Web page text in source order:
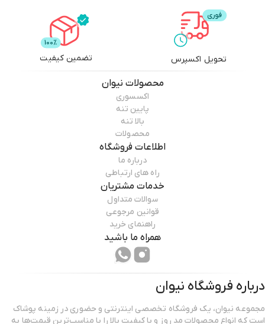
تحویل اکسپرس تضمین کیفیت
محصولات نیوان
اکسسوری
پایین تنه
بالا تنه
محصولات
اطلاعات فروشگاه
درباره ما
راه های ارتباطی
خدمات مشتریان
سوالات متداول
قوانین مرجوعی
راهنمای خرید
همراه ما باشید
درباره فروشگاه نیوان
مجموعه نیوان، یک فروشگاه تخصصی اینترنتی و حضوری در زمینه پوشاک
است که انواع محصولات مد روز و با کیفیت بالا را با مناسب‌ترین قیمت‌ها به